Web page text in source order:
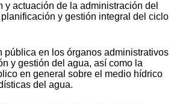
y actuación de la administración del
y gestión integral del ciclo
pública en los órganos administrativos
y gestión del agua, así como la
en general sobre el medio hídrico
del agua.